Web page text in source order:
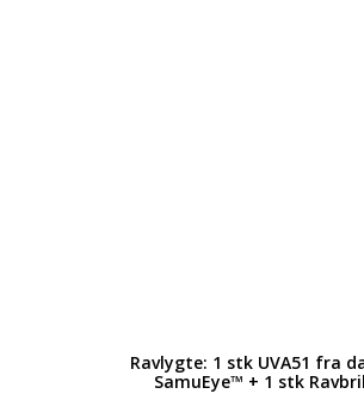
Ravlygte: 1 stk UVA51 fra
SamuEye™ + 1 stk